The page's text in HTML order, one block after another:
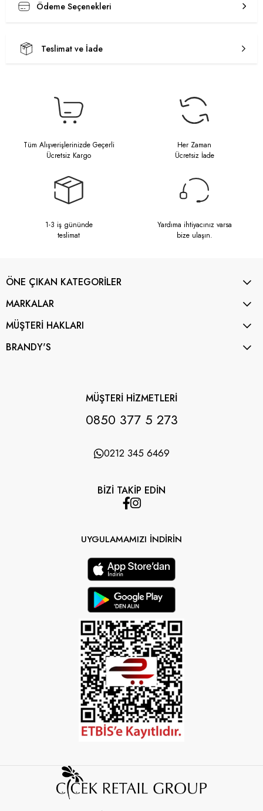
Ödeme Seçenekleri
Teslimat ve İade
Tüm Alışverişlerinizde Geçerli
Ücretsiz Kargo
Her Zaman
Ücretsiz İade
1-3 iş gününde
teslimat
Yardıma ihtiyacınız varsa
bize ulaşın.
ÖNE ÇIKAN KATEGORİLER
MARKALAR
MÜŞTERİ HAKLARI
BRANDY'S
MÜŞTERİ HİZMETLERİ
0850 377 5 273
0212 345 6469
BİZİ TAKİP EDİN
UYGULAMAMIZI İNDİRİN